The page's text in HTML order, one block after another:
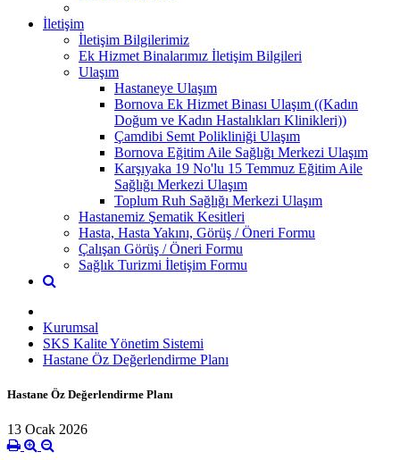
İletişim
İletişim Bilgilerimiz
Ek Hizmet Binalarımız İletişim Bilgileri
Ulaşım
Hastaneye Ulaşım
Bornova Ek Hizmet Binası Ulaşım ((Kadın
Doğum ve Kadın Hastalıkları Klinikleri))
Çamdibi Semt Polikliniği Ulaşım
Bornova Eğitim Aile Sağlığı Merkezi Ulaşım
Karşıyaka 19 No'lu 15 Temmuz Eğitim Aile
Sağlığı Merkezi Ulaşım
Toplum Ruh Sağlığı Merkezi Ulaşım
Hastanemiz Şematik Kesitleri
Hasta, Hasta Yakını, Görüş / Öneri Formu
Çalışan Görüş / Öneri Formu
Sağlık Turizmi İletişim Formu
Kurumsal
SKS Kalite Yönetim Sistemi
Hastane Öz Değerlendirme Planı
Hastane Öz Değerlendirme Planı
13 Ocak 2026